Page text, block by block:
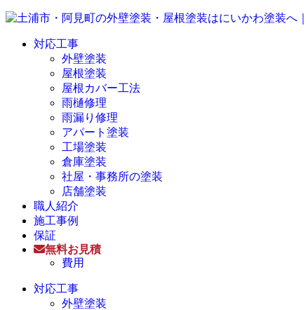
対応工事
外壁塗装
屋根塗装
屋根カバー工法
雨樋修理
雨漏り修理
アパート塗装
工場塗装
倉庫塗装
社屋・事務所の塗装
店舗塗装
職人紹介
施工事例
保証
無料お見積
費用
対応工事
外壁塗装